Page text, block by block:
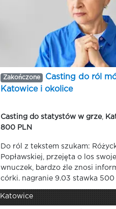
Zakończone
Casting do ról
Katowice i okolice
Casting do statystów w grze,
800 PLN
Do ról z tekstem szukam:
Popławskiej, przejęta o los
wnuczek, bardzo źle znosi
córki. nagranie 9.03 stawka 500
Katowice